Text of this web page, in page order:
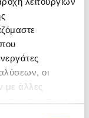
οι
με άλλες